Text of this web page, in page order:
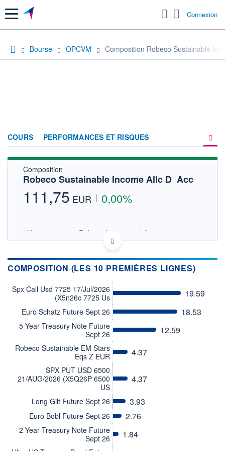
Menu Connexion
Bourse OPCVM Composition Robeco Sustainable
COURS PERFORMANCES ET RISQUES
Composition
Robeco Sustainable Income Allc D  Acc
111,75 EUR 0,00%
LU2776675253 - Robeco Institutional Asset
Management BV
Consulter le prospectus / DIC
110
Allocation EUR Prudente -
International
TARIFS PRIVILÉGIÉS 0%
PEA PEA-PME BOURSOVIE LUX
COMPOSITION (LES 10 PREMIÈRES LIGNES)
Spx Call Usd 7725 17/Jul/2026
(X5n26c 7725 Us
19.59
Euro Schatz Future Sept 26 18.53
5 Year Treasury Note Future
Sept 26
12.59
Robeco Sustainable EM Stars
Eqs Z EUR
4.37
SPX PUT USD 6500
21/AUG/2026 (X5Q26P 6500
US
4.37
Long Gilt Future Sept 26 3.93
Euro Bobl Future Sept 26 2.76
2 Year Treasury Note Future
Sept 26
1.84